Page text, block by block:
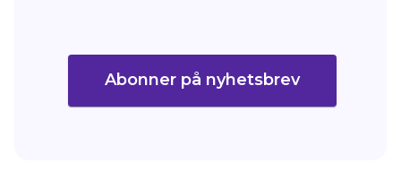
Abonner på nyhetsbrev